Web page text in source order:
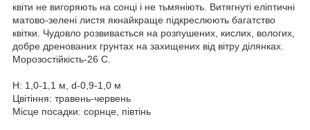
квіти не вигоряють на сонці і не тьмяніють. Витягнуті еліптичні
матово-зелені листя якнайкраще підкреслюють багатство
квітки. Чудовло розвивається на розпушених, кислих, вологих,
добре дренованих грунтах на захищених від вітру ділянках.
Морозостійкість-26 С.
Н: 1,0-1,1 м, d-0,9-1,0 м
Цвітіння: травень-червень
Місце посадки: сорнце, півтінь